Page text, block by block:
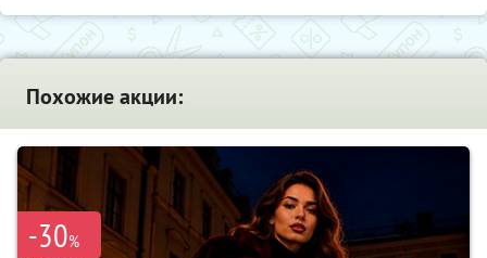
Похожие акции:
-30%